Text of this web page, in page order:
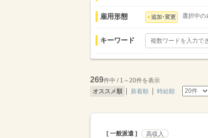
雇用形態 追加･変更 選択中の
キーワード
269件中 / 1～20件を表示
オススメ順
新着順 時給順
[ 一般派遣 ] 高収入